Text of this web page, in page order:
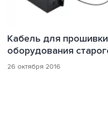
Кабель для
оборудования
26 октября 2016